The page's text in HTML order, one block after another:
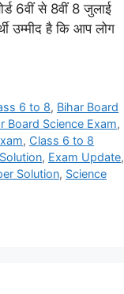
6वीं से 8वीं 8 जुलाई
उम्मीद है कि आप लोग
6 to 8, Bihar Board
Board Science Exam,
, Class 6 to 8
, Exam Update,
Solution, Science